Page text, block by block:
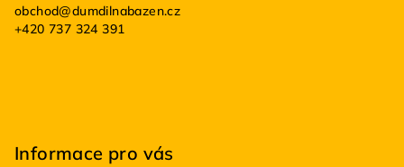
obchod@dumdilnabazen.cz
+420 737 324 391
Informace pro vás